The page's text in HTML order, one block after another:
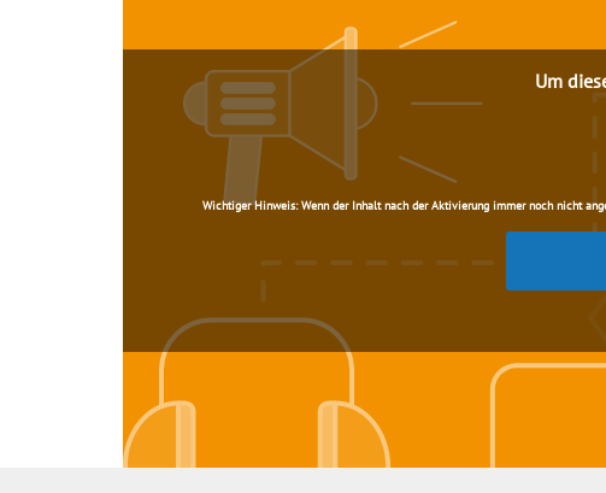
Um
Wichtiger Hinweis:Wenn der Inhalt nach der Aktivierung immer noch nicht